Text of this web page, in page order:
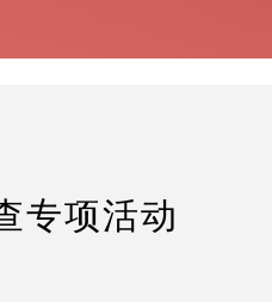
专项活动